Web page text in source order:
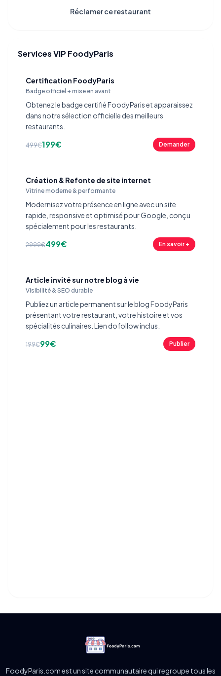
Réclamer ce restaurant
Services VIP FoodyParis
Certification FoodyParis
Badge officiel + mise en avant
Obtenez le badge certifié FoodyParis et apparaissez
dans notre sélection officielle des meilleurs
restaurants.
499€199€ Demander
Création & Refonte de site internet
Vitrine moderne & performante
Modernisez votre présence en ligne avec un site
rapide, responsive et optimisé pour Google, conçu
spécialement pour les restaurants.
2999€499€ En savoir +
Article invité sur notre blog à vie
Visibilité & SEO durable
Publiez un article permanent sur le blog FoodyParis
présentant votre restaurant, votre histoire et vos
spécialités culinaires. Lien dofollow inclus.
199€99€ Publier
FoodyParis.com est un site communautaire qui regroupe tous les